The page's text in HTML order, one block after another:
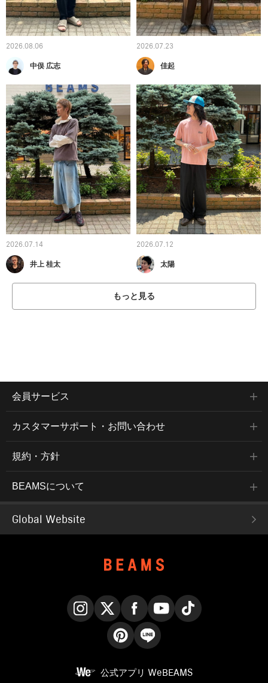
2026.08.06
中俣 広志
2026.07.23
佳起
2026.07.14
井上 桂太
2026.07.12
太陽
もっと見る
会員サービス
カスタマーサポート・お問い合わせ
規約・方針
BEAMSについて
Global Website
公式アプリ WeBEAMS